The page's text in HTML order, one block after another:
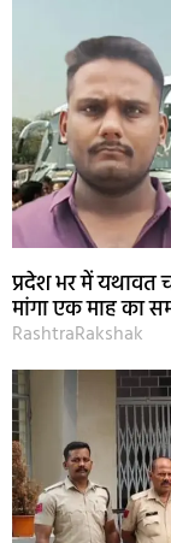
प्रदेश भर में यथावत
मांगा एक माह का
RashtraRakshak